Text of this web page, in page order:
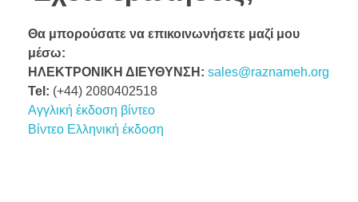
Θα μπορούσατε να επικοινωνήσετε μαζί μου
μέσω:
ΗΛΕΚΤΡΟΝΙΚΗ ΔΙΕΥΘΥΝΣΗ: sales@raznameh.org
Tel: (+44) 2080402518
Αγγλική έκδοση βίντεο
Βίντεο Ελληνική έκδοση